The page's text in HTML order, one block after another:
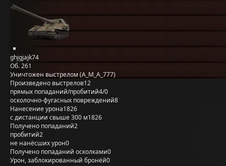
ghjgjajk74
Об. 261
Уничтожен выстрелом (A_M_A_777)
Произведено выстрелов12
прямых попаданий/пробитий4/0
осколочно-фугасных повреждений8
Нанесение урона1826
с дистанции свыше 300 м1826
Получено попаданий2
пробитий2
не нанёсших урон0
Получено попаданий осколками0
Урон, заблокированный бронёй0